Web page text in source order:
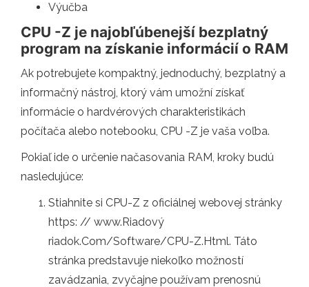
Výučba
CPU -Z je najobľúbenejší bezplatný
program na získanie informácií o RAM
Ak potrebujete kompaktný, jednoduchý, bezplatný a
informačný nástroj, ktorý vám umožní získať
informácie o hardvérových charakteristikách
počítača alebo notebooku, CPU -Z je vaša voľba.
Pokiaľ ide o určenie načasovania RAM, kroky budú
nasledujúce:
Stiahnite si CPU-Z z oficiálnej webovej stránky
https: // www.Riadový
riadok.Com/Software/CPU-Z.Html. Táto
stránka predstavuje niekoľko možností
zavádzania, zvyčajne používam prenosnú